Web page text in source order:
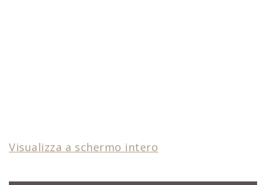
Visualizza a schermo intero